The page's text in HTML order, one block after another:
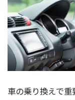
車の乗り換えで